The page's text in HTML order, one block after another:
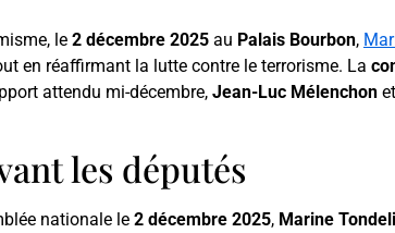
le 2 décembre 2025 au Palais Bourbon,
en réaffirmant la lutte contre le terrorisme. La
attendu mi-décembre, Jean-Luc Mélenchon et
les députés
nationale le 2 décembre 2025, Marine